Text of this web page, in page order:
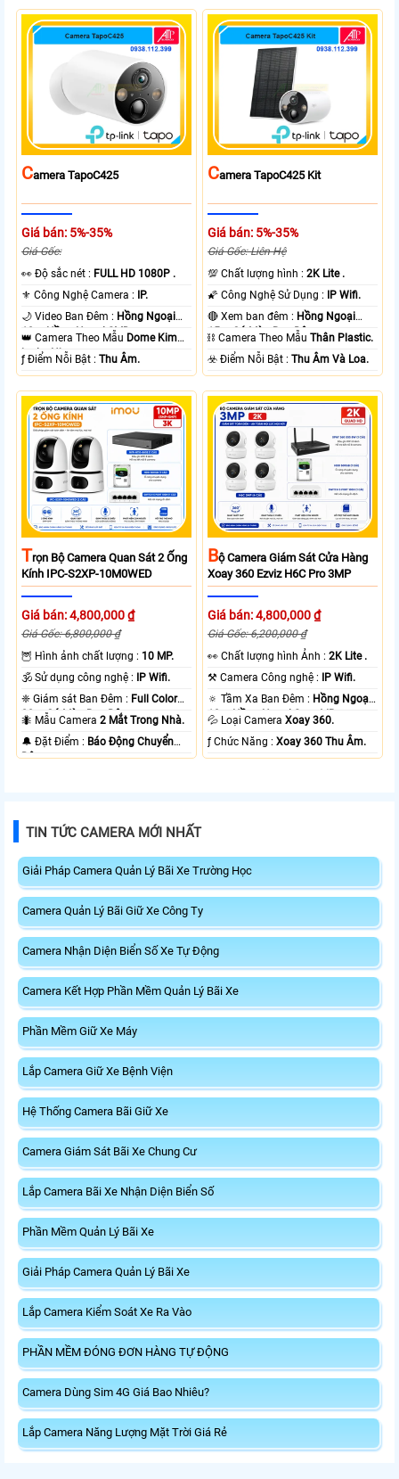
CAmera TapoC425
Giá bán: 5%-35%
Giá Gốc:
️👀 Độ sắc nét : FULL HD 1080P .
⚜️ Công Nghệ Camera :
IP.
🌙 Video Ban Đêm : Hồng Ngoại
10m Hồng Ngoại SMD.
👑 Camera Theo Mẫu Dome Kim
loại + Nhựa.
️ƒ Điểm Nỗi Bật :Thu Âm.
CAmera TapoC425 Kit
Giá bán: 5%-35%
Giá Gốc: Liên Hệ
💯 Chất lượng hình :2K Lite .
🌠 Công Nghệ Sử Dụng :
IP Wifi.
🔴 Xem ban đêm : Hồng Ngoại
15m Có Màu Ban Ðêm.
⛓ Camera Theo MẫuThân Plastic.
️☣️ Điểm Nỗi Bật :Thu Âm Và Loa.
TRọn Bộ Camera Quan Sát 2 Ống
Kính IPC-S2XP-10M0WED
Giá bán: 4,800,000 ₫
Giá Gốc: 6,800,000 ₫
🦉 Hình ảnh chất lượng : 10 MP.
🕉️ Sử dụng công nghệ :
IP Wifi.
❈ Giám sát Ban Đêm : Full Color
20m Có Màu Ban Ðêm.
🐜 Mẫu Camera2 Mắt Trong Nhà.
️🔔 Đặt Điểm : Báo Động Chuyển
Động.
BỘ Camera Giám Sát Cửa Hàng
Xoay 360 Ezviz H6C Pro 3MP
Giá bán: 4,800,000 ₫
Giá Gốc: 6,200,000 ₫
️👀 Chất lượng hình Ảnh :2K Lite .
⚒ Camera Công nghệ :
IP Wifi.
🔅 Tầm Xa Ban Đêm : Hồng Ngoại
10m Hồng Ngoại Smart IR.
💦 Loại CameraXoay 360.
️ƒ Chức Năng :Xoay 360 Thu Âm.
TIN TỨC CAMERA MỚI NHẤT
Giải Pháp Camera Quản Lý Bãi Xe Trường Học
Camera Quản Lý Bãi Giữ Xe Công Ty
Camera Nhận Diện Biển Số Xe Tự Động
Camera Kết Hợp Phần Mềm Quản Lý Bãi Xe
Phần Mềm Giữ Xe Máy
Lắp Camera Giữ Xe Bệnh Viện
Hệ Thống Camera Bãi Giữ Xe
Camera Giám Sát Bãi Xe Chung Cư
Lắp Camera Bãi Xe Nhận Diện Biển Số
Phần Mềm Quản Lý Bãi Xe
Giải Pháp Camera Quản Lý Bãi Xe
Lắp Camera Kiểm Soát Xe Ra Vào
PHẦN MỀM ĐÓNG ĐƠN HÀNG TỰ ĐỘNG
Camera Dùng Sim 4G Giá Bao Nhiêu?
Lắp Camera Năng Lượng Mặt Trời Giá Rẻ